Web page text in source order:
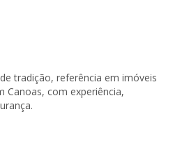
tradição, referência em imóveis
Canoas, com experiência,